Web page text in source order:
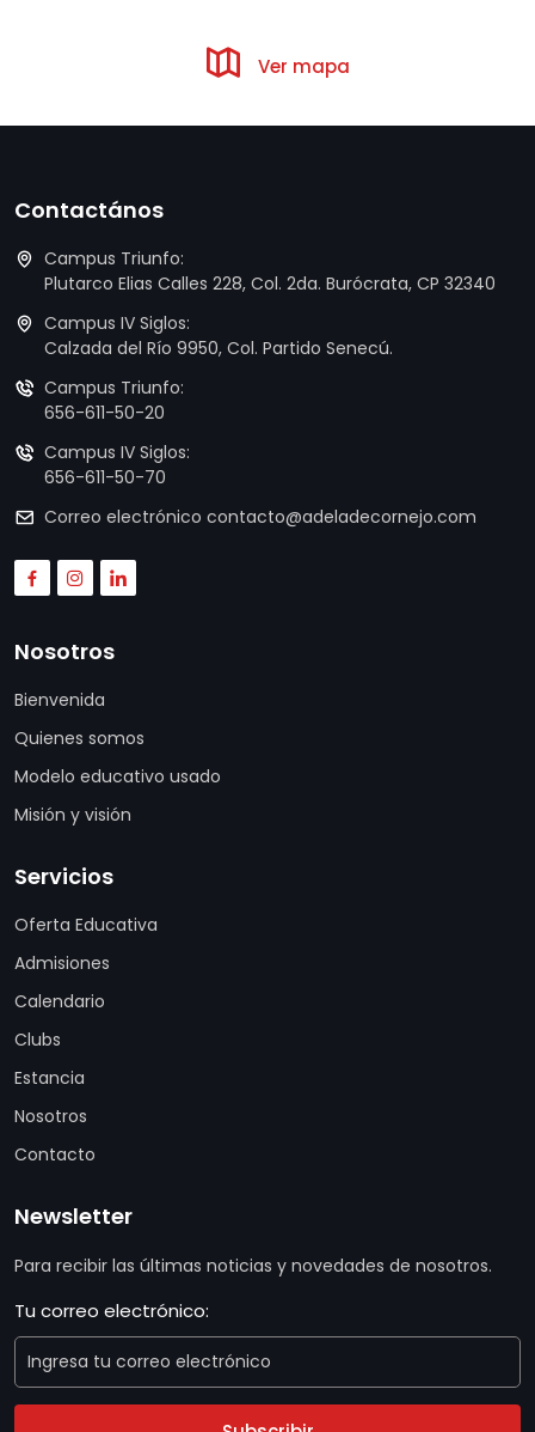
Ver mapa
Contactános
Campus Triunfo:
Plutarco Elias Calles 228, Col. 2da. Burócrata, CP 32340
Campus IV Siglos:
Calzada del Río 9950, Col. Partido Senecú.
Campus Triunfo:
656-611-50-20
Campus IV Siglos:
656-611-50-70
Correo electrónico contacto@adeladecornejo.com
Nosotros
Bienvenida
Quienes somos
Modelo educativo usado
Misión y visión
Servicios
Oferta Educativa
Admisiones
Calendario
Clubs
Estancia
Nosotros
Contacto
Newsletter
Para recibir las últimas noticias y novedades de nosotros.
Tu correo electrónico: